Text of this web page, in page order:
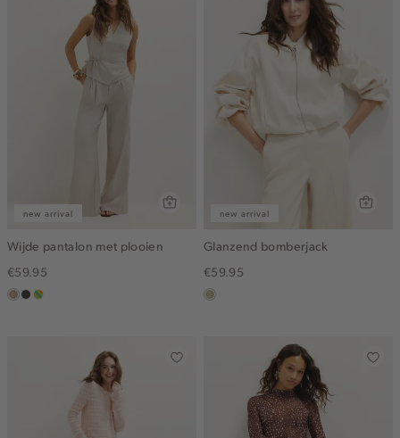
new arrival
Wijde pantalon met plooien
€59.95
zandchocomeerkleurig
new arrival
Glanzend bomberjack
€59.95
lichtzand